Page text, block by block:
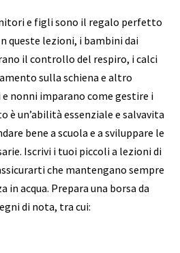
e figli sono il regalo perfetto
queste lezioni, i bambini dai
il controllo del respiro, i calci
sulla schiena e altro
nonni imparano come gestire i
è un’abilità essenziale e salvavita
bene a scuola e a sviluppare le
Iscrivi i tuoi piccoli a lezioni di
che mantengano sempre
in acqua. Prepara una borsa da
di nota, tra cui: